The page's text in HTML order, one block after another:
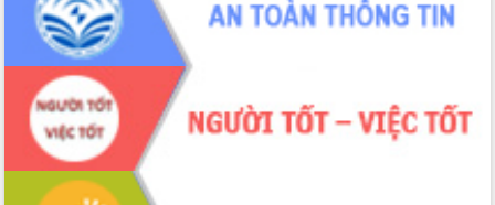
Khởi động Dự án Đầu tư xây dựng hạ
tầng kỹ thuật Cụm công nghiệp Tân
Tiến
Gặp mặt các cơ quan báo chí nhân Kỷ
niệm 101 năm Ngày Báo chí Cách
mạng Việt Nam
Đắk Lắk sơ kết 4 năm triển khai thực
hiện Đề án 06 của Chính phủ